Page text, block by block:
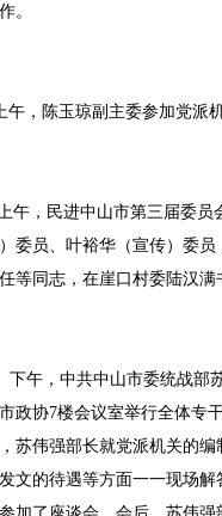
。
午，陈玉琼副主委参加党派
午，民进中山市第三届委员
委员、叶裕华（宣传）委
等同志，在崖口村委陆汉
午，中共中山市委统战部
政协7楼会议室举行全体专
苏伟强部长就党派机关的
文的待遇等方面一一现场